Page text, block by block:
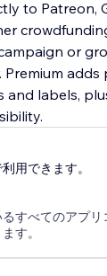
to Patreon,
or
and labels,
用できます。
すべてのアプリ
す。